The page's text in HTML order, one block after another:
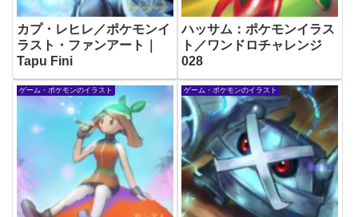
カプ・レヒレ／ポケモンイ
ラスト・ファンアート｜
Tapu Fini
ハッサム：ポケモンイラス
ト／ワンドロチャレンジ
028
ゲーム・ポケモンのイラスト ゲーム・ポケモンのイラスト